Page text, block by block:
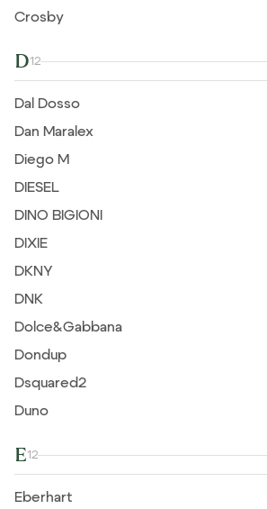
Crosby
D12
Dal Dosso
Dan Maralex
Diego M
DIESEL
DINO BIGIONI
DIXIE
DKNY
DNK
Dolce&Gabbana
Dondup
Dsquared2
Duno
E12
Eberhart